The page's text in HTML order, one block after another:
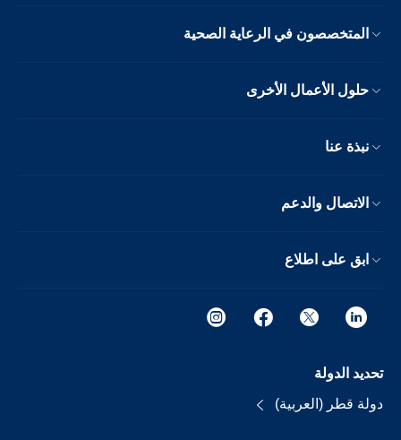
المتخصصون في الرعاية الصحية
حلول الأعمال الأخرى
نبذة عنا
الاتصال والدعم
ابق على اطلاع
تحديد الدولة
دولة قطر (العربية)